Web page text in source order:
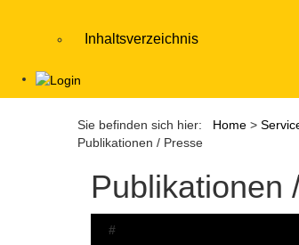
Inhaltsverzeichnis
Sie befinden sich hier: Home >
Publikationen / Presse
Publikationen
#